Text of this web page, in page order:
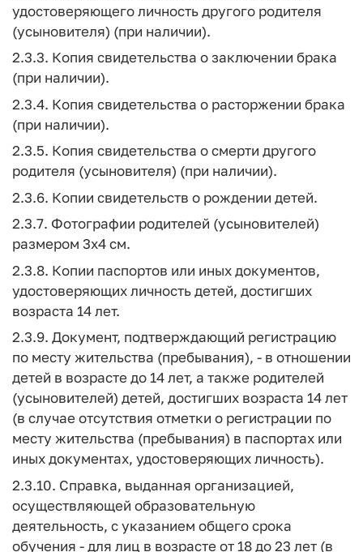
удостоверяющего личность другого родителя
(усыновителя) (при наличии).
2.3.3. Копия свидетельства о заключении брака
(при наличии).
2.3.4. Копия свидетельства о расторжении брака
(при наличии).
2.3.5. Копия свидетельства о смерти другого
родителя (усыновителя) (при наличии).
2.3.6. Копии свидетельств о рождении детей.
2.3.7. Фотографии родителей (усыновителей)
размером 3x4 см.
2.3.8. Копии паспортов или иных документов,
удостоверяющих личность детей, достигших
возраста 14 лет.
2.3.9. Документ, подтверждающий регистрацию
по месту жительства (пребывания), - в отношении
детей в возрасте до 14 лет, а также родителей
(усыновителей) детей, достигших возраста 14 лет
(в случае отсутствия отметки о регистрации по
месту жительства (пребывания) в паспортах или
иных документах, удостоверяющих личность).
2.3.10. Справка, выданная организацией,
осуществляющей образовательную
деятельность, с указанием общего срока
обучения - для лиц в возрасте от 18 до 23 лет (в